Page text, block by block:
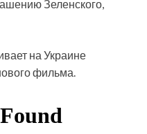
Зеленского,
на Украине
фильма.